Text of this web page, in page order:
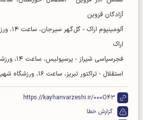
آزادگان قزوین
اراک
فجرسپاسی شیراز - پرسپولیس، ساعت ۱۴، ورزشگاه پارس شیراز
استقلال - تراکتور تبریز، ساعت ۱۶، ورزشگاه شهید نصیری یزد
https://kayhanvarzeshi.ir/000O43
گزارش خطا